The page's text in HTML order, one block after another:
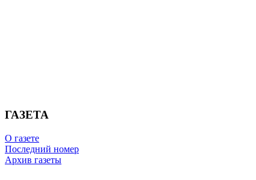
ГАЗЕТА
О газете
Последний номер
Архив газеты